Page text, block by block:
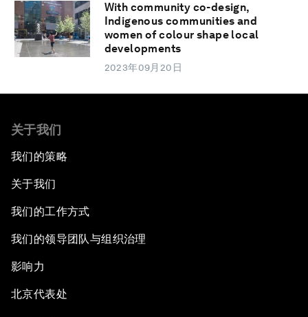
With community co-design,
Indigenous communities and
women of colour shape local
developments
2023年09月20日
关于我们
我们的策略
关于我们
我们的工作方式
我们的领导团队与组织治理
影响力
北京代表处